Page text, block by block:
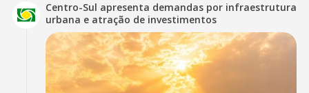
Centro-Sul apresenta demandas por infraestrutura
urbana e atração de investimentos